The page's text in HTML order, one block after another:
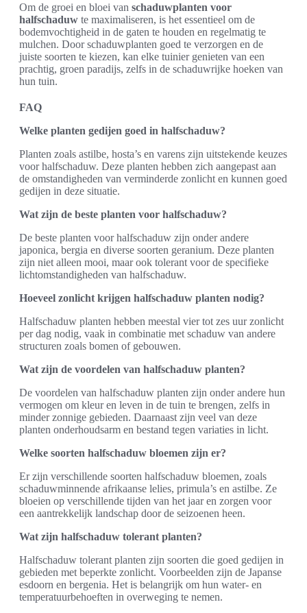
Om de groei en bloei van schaduwplanten voor
halfschaduw te maximaliseren, is het essentieel om de
bodemvochtigheid in de gaten te houden en regelmatig te
mulchen. Door schaduwplanten goed te verzorgen en de
juiste soorten te kiezen, kan elke tuinier genieten van een
prachtig, groen paradijs, zelfs in de schaduwrijke hoeken van
hun tuin.
FAQ
Welke planten gedijen goed in halfschaduw?
Planten zoals astilbe, hosta’s en varens zijn uitstekende keuzes
voor halfschaduw. Deze planten hebben zich aangepast aan
de omstandigheden van verminderde zonlicht en kunnen goed
gedijen in deze situatie.
Wat zijn de beste planten voor halfschaduw?
De beste planten voor halfschaduw zijn onder andere
japonica, bergia en diverse soorten geranium. Deze planten
zijn niet alleen mooi, maar ook tolerant voor de specifieke
lichtomstandigheden van halfschaduw.
Hoeveel zonlicht krijgen halfschaduw planten nodig?
Halfschaduw planten hebben meestal vier tot zes uur zonlicht
per dag nodig, vaak in combinatie met schaduw van andere
structuren zoals bomen of gebouwen.
Wat zijn de voordelen van halfschaduw planten?
De voordelen van halfschaduw planten zijn onder andere hun
vermogen om kleur en leven in de tuin te brengen, zelfs in
minder zonnige gebieden. Daarnaast zijn veel van deze
planten onderhoudsarm en bestand tegen variaties in licht.
Welke soorten halfschaduw bloemen zijn er?
Er zijn verschillende soorten halfschaduw bloemen, zoals
schaduwminnende afrikaanse lelies, primula’s en astilbe. Ze
bloeien op verschillende tijden van het jaar en zorgen voor
een aantrekkelijk landschap door de seizoenen heen.
Wat zijn halfschaduw tolerant planten?
Halfschaduw tolerant planten zijn soorten die goed gedijen in
gebieden met beperkte zonlicht. Voorbeelden zijn de Japanse
esdoorn en bergenia. Het is belangrijk om hun water- en
temperatuurbehoeften in overweging te nemen.